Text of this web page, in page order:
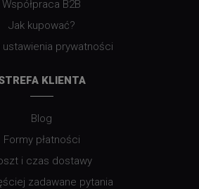
Współpraca B2B
Jak kupować?
ustawienia prywatności
KLIENTA
Blog
Formy płatności
i czas dostawy
zadawane pytania